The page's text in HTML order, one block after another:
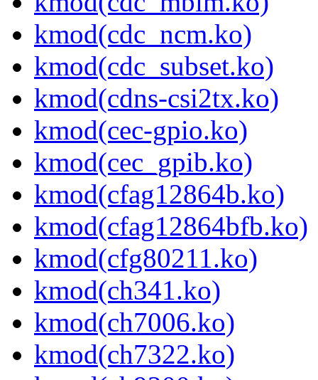
kmod(cdc_ncm.ko)
kmod(cdc_subset.ko)
kmod(cdns-csi2tx.ko)
kmod(cec-gpio.ko)
kmod(cec_gpib.ko)
kmod(cfag12864b.ko)
kmod(cfag12864bfb.ko)
kmod(cfg80211.ko)
kmod(ch341.ko)
kmod(ch7006.ko)
kmod(ch7322.ko)